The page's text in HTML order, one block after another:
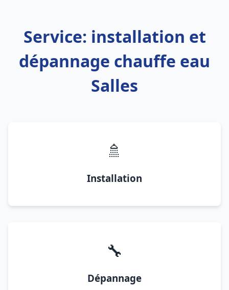
Service: installation et
dépannage chauffe eau
Salles
🚿
Installation
🔧
Dépannage